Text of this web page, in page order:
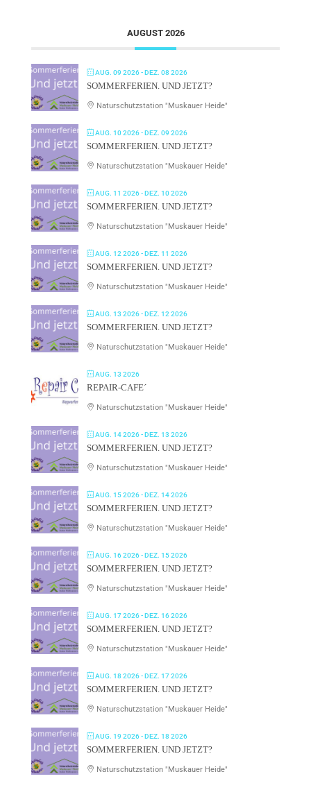
AUGUST 2026
AUG. 09 2026- DEZ. 08 2026
SOMMERFERIEN. UND JETZT?
Naturschutzstation "Muskauer Heide"
AUG. 10 2026- DEZ. 09 2026
SOMMERFERIEN. UND JETZT?
Naturschutzstation "Muskauer Heide"
AUG. 11 2026- DEZ. 10 2026
SOMMERFERIEN. UND JETZT?
Naturschutzstation "Muskauer Heide"
AUG. 12 2026- DEZ. 11 2026
SOMMERFERIEN. UND JETZT?
Naturschutzstation "Muskauer Heide"
AUG. 13 2026- DEZ. 12 2026
SOMMERFERIEN. UND JETZT?
Naturschutzstation "Muskauer Heide"
AUG. 13 2026
REPAIR-CAFE´
Naturschutzstation "Muskauer Heide"
AUG. 14 2026- DEZ. 13 2026
SOMMERFERIEN. UND JETZT?
Naturschutzstation "Muskauer Heide"
AUG. 15 2026- DEZ. 14 2026
SOMMERFERIEN. UND JETZT?
Naturschutzstation "Muskauer Heide"
AUG. 16 2026- DEZ. 15 2026
SOMMERFERIEN. UND JETZT?
Naturschutzstation "Muskauer Heide"
AUG. 17 2026- DEZ. 16 2026
SOMMERFERIEN. UND JETZT?
Naturschutzstation "Muskauer Heide"
AUG. 18 2026- DEZ. 17 2026
SOMMERFERIEN. UND JETZT?
Naturschutzstation "Muskauer Heide"
AUG. 19 2026- DEZ. 18 2026
SOMMERFERIEN. UND JETZT?
Naturschutzstation "Muskauer Heide"